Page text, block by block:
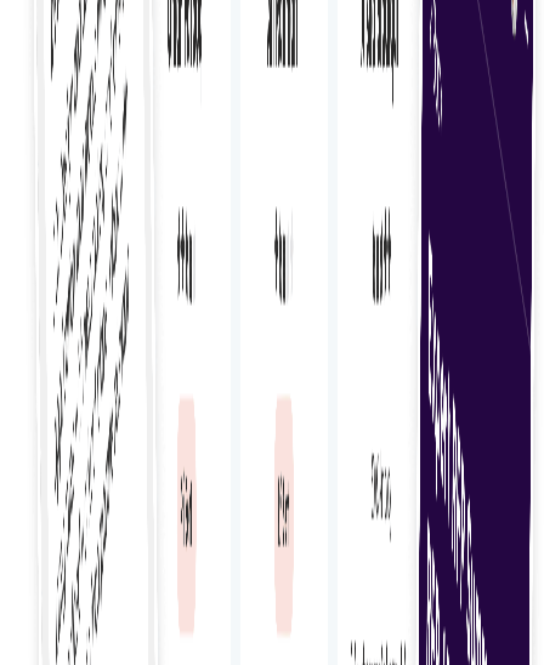
Contracte sigure
Creați și gestionați contracte sigure pentru a
formaliza acordurile și a proteja ambele părți pe
parcursul proiectului.
Supravegherea proiectului
Supravegheați eficient proiectele freelance cu
ajutorul instrumentelor care vă ajută să urmăriți
progresul, rezultatele și etapele principale.